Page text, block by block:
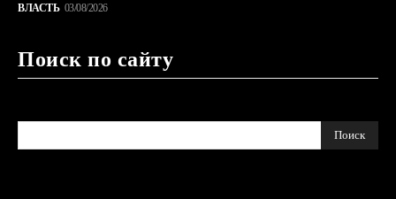
ВЛАСТЬ 03/08/2026
Поиск по сайту
Поиск